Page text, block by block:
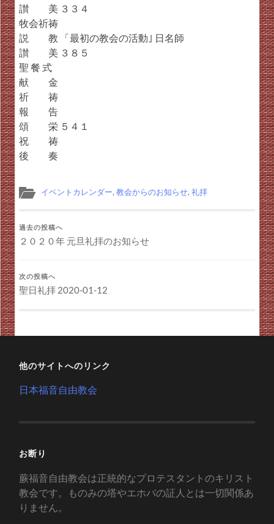
讃 美 ３３４
牧会祈祷
説 教 「最初の教会の活動｣ 日名師
讃 美 ３８５
聖 餐 式
献 金
祈 祷
報 告
頌 栄 ５４１
祝 祷
後 奏
イベントカレンダー,教会からのお知らせ,礼拝
過去の投稿へ
２０２０年 元旦礼拝のお知らせ
次の投稿へ
聖日礼拝 2020-01-12
他のサイトへのリンク
日本福音自由教会
お断り
蕨福音自由教会は正統的なプロテスタントのキリスト
教会です。ものみの塔やエホバの証人とは一切関係あ
りません。